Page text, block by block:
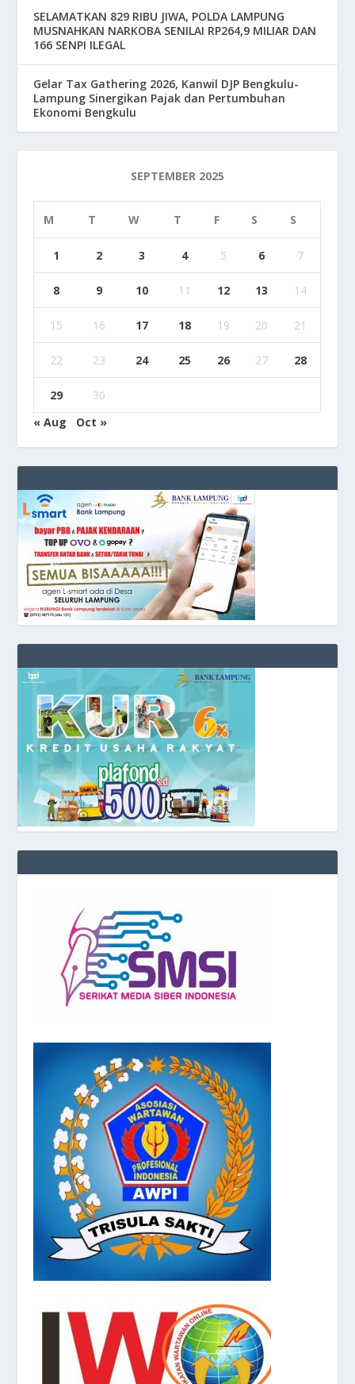
SELAMATKAN 829 RIBU JIWA, POLDA LAMPUNG
MUSNAHKAN NARKOBA SENILAI RP264,9 MILIAR DAN
166 SENPI ILEGAL
Gelar Tax Gathering 2026, Kanwil DJP Bengkulu-
Lampung Sinergikan Pajak dan Pertumbuhan
Ekonomi Bengkulu
SEPTEMBER 2025
M T W T F S S
1 2 3 4 5 6 7
8 9 10 11 12 13 14
15 16 17 18 19 20 21
22 23 24 25 26 27 28
29
30
« Aug
Oct »